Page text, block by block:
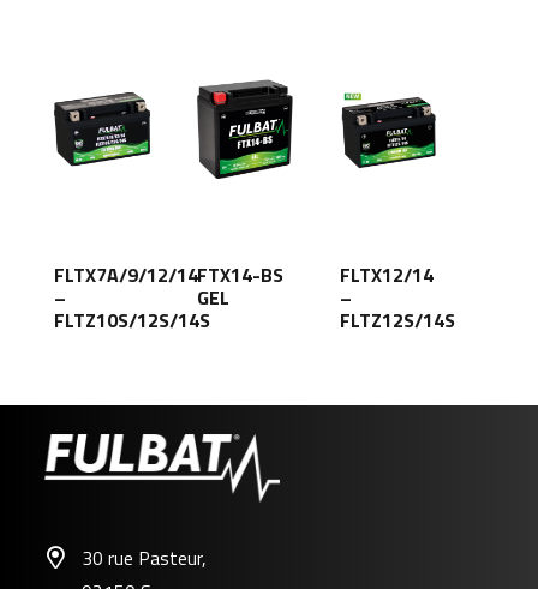
FLTX7A/9/12/14
–
FLTZ10S/12S/14S
FTX14-BS
GEL
FLTX12/14
–
FLTZ12S/14S
30 rue Pasteur,